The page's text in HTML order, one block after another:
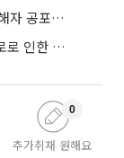
“살기 위해 도망치는 거야” VR로 스토킹 피해자 공포 마주한 수형자들
승진 다음날 사망한 이천시 공무원...法 “과로로 인한 순직”
추가취재 원해요
0